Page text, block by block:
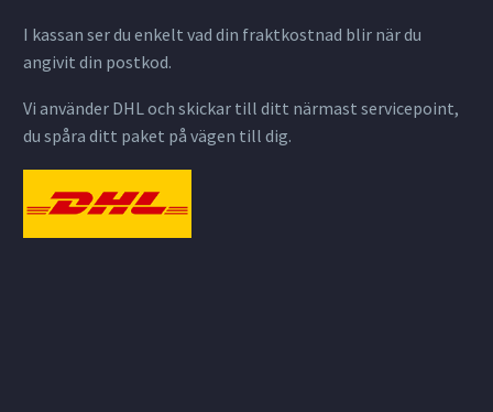
I kassan ser du enkelt vad din fraktkostnad blir när du
angivit din postkod.
Vi använder DHL och skickar till ditt närmast servicepoint,
du spåra ditt paket på vägen till dig.